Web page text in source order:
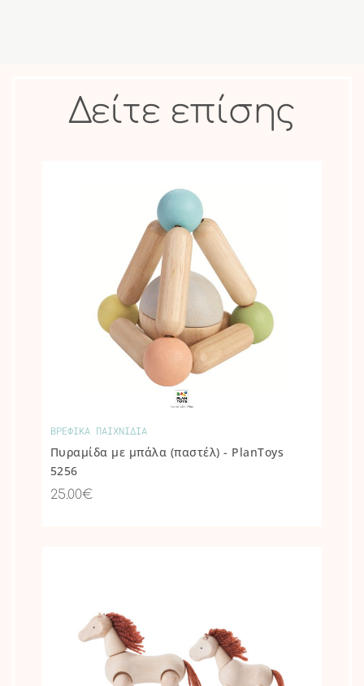
Δείτε επίσης
ΒΡΕΦΙΚΑ ΠΑΙΧΝΙΔΙΑ
Πυραμίδα με μπάλα (παστέλ) - PlanToys
5256
25.00€